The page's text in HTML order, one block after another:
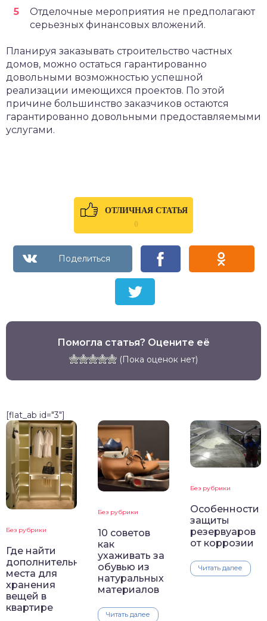
Отделочные мероприятия не предполагают
серьезных финансовых вложений.
Планируя заказывать строительство частных
домов, можно остаться гарантированно
довольными возможностью успешной
реализации имеющихся проектов. По этой
причине большинство заказчиков остаются
гарантированно довольными предоставляемыми
услугами.
ОТЛИЧНАЯ СТАТЬЯ
0
Помогла статья? Оцените её
(Пока оценок нет)
[flat_ab id="3"]
Без рубрики
Где найти
дополнительные
места для
хранения
вещей в
квартире
Без рубрики
10 советов
как
ухаживать за
обувью из
натуральных
материалов
Читать далее
Без рубрики
Особенности
защиты
резервуаров
от коррозии
Читать далее